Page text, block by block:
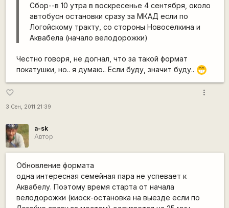
Сбор--в 10 утра в воскресенье 4 сентября, около
автобусн остановки сразу за МКАД если по
Логойскому тракту, со стороны Новоселкина и
Аквабела (начало велодорожки)
Честно говоря, не догнал, что за такой формат
покатушки, но.. я думаю.. Если буду, значит буду.. ;D
favorite_border
3 Сен, 2011 21:39
more_vert
a-sk
Автор
Обновление формата
одна интересная семейная пара не успевает к
Аквабелу. Поэтому время старта от начала
велодорожки (киоск-остановка на выезде если по